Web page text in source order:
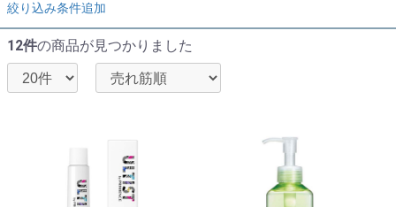
絞り込み条件追加
12件の商品が見つかりました